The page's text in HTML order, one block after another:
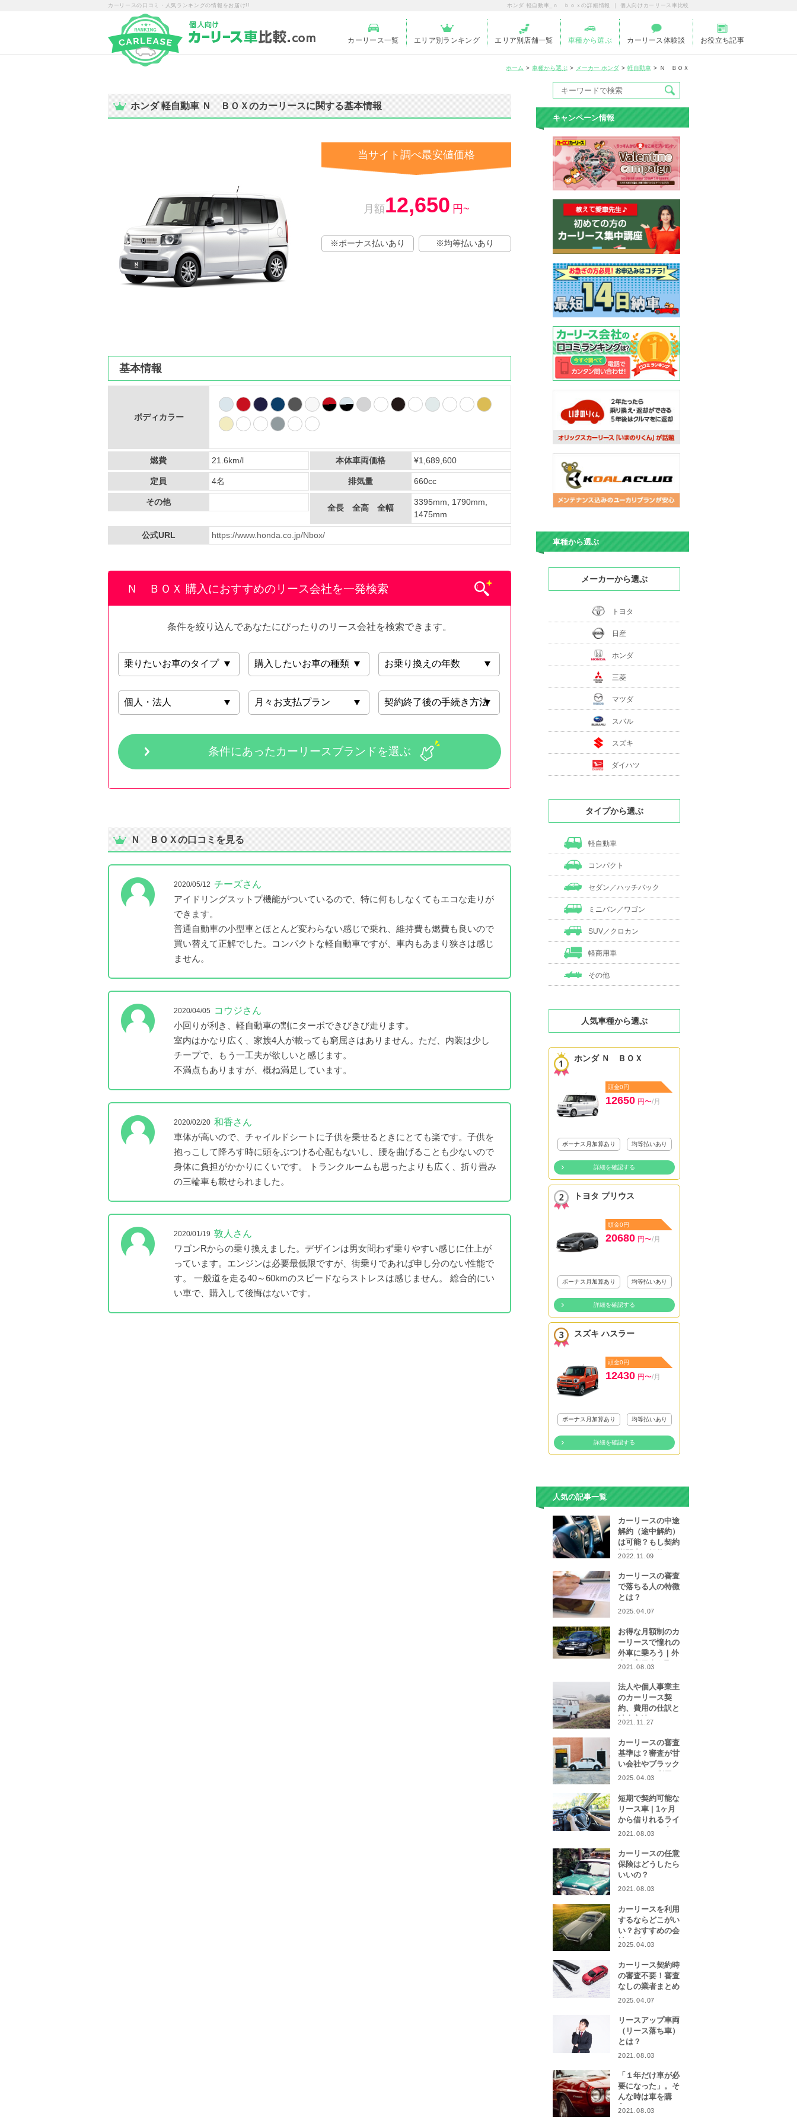
カーリースの口コミ・人気ランキングの情報をお届け!! ホンダ 軽自動車_ｎ ｂｏｘの詳細情報 ｜ 個人向けカーリース車比較
カーリース一覧 エリア別ランキング エリア別店舗一覧 車種から選ぶ カーリース体験談 お役立ち記事
ホーム 車種から選ぶ メーカー ホンダ 軽自動車 Ｎ ＢＯＸ
ホンダ 軽自動車 Ｎ ＢＯＸのカーリースに関する基本情報
当サイト調べ最安値価格
月額12,650 円~
※ボーナス払いあり ※均等払いあり
基本情報
ボディカラー
燃費 21.6km/l
定員 4名
その他
本体車両価格 ¥1,689,600
排気量 660cc
全長 全高 全幅
3395mm, 1790mm,
1475mm
公式URL https://www.honda.co.jp/Nbox/
Ｎ ＢＯＸ 購入におすすめのリース会社を一発検索
条件を絞り込んであなたにぴったりのリース会社を検索できます。
条件にあったカーリースブランドを選ぶ
Ｎ ＢＯＸの口コミを見る
2020/05/12 チーズさん
アイドリングスットプ機能がついているので、特に何もしなくてもエコな走りが
できます。
普通自動車の小型車とほとんど変わらない感じで乗れ、維持費も燃費も良いので
買い替えて正解でした。コンパクトな軽自動車ですが、車内もあまり狭さは感じ
ません。
2020/04/05
コウジさん
小回りが利き、軽自動車の割にターボできびきび走ります。
室内はかなり広く、家族4人が載っても窮屈さはありません。ただ、内装は少し
チープで、もう一工夫が欲しいと感じます。
不満点もありますが、概ね満足しています。
2020/02/20 和香さん
車体が高いので、チャイルドシートに子供を乗せるときにとても楽です。子供を
抱っこして降ろす時に頭をぶつける心配もないし、腰を曲げることも少ないので
身体に負担がかかりにくいです。 トランクルームも思ったよりも広く、折り畳み
の三輪車も載せられました。
2020/01/19 敦人さん
ワゴンRからの乗り換えました。デザインは男女問わず乗りやすい感じに仕上が
っています。エンジンは必要最低限ですが、街乗りであれば申し分のない性能で
す。 一般道を走る40～60kmのスピードならストレスは感じません。 総合的にい
い車で、購入して後悔はないです。
キャンペーン情報
車種から選ぶ
メーカーから選ぶ
トヨタ
日産
ホンダ
三菱
マツダ
スバル
スズキ
ダイハツ
タイプから選ぶ
軽自動車
コンパクト
セダン／ハッチバック
ミニバン／ワゴン
SUV／クロカン
軽商用車
その他
人気車種から選ぶ
ホンダ Ｎ ＢＯＸ
頭金0円
12650 円〜/月
ボーナス月加算あり 均等払いあり
詳細を確認する
トヨタ プリウス
頭金0円
20680 円〜/月
ボーナス月加算あり 均等払いあり
詳細を確認する
スズキ ハスラー
頭金0円
12430 円〜/月
ボーナス月加算あり 均等払いあり
詳細を確認する
人気の記事一覧
カーリースの中途
解約（途中解約）
は可能？もし契約
期間中に解約をし
なったら…
2022.11.09
カーリースの審査
で落ちる人の特徴
とは？
2025.04.07
お得な月額制のカ
ーリースで憧れの
外車に乗ろう | 外
車や高級車を取り
者をご紹介！
2021.08.03
法人や個人事業主
のカーリース契
約、費用の仕訳と
計上方法は？
2021.11.27
カーリースの審査
基準は？審査が甘
い会社やブラック
リストでも利用で
2025.04.03
短期で契約可能な
リース車 | 1ヶ月
から借りれるライ
フスタイルに合わ
集
2021.08.03
カーリースの任意
保険はどうしたら
いいの？
2021.08.03
カーリースを利用
するならどこがい
い？おすすめの会
社をピックアッ
2025.04.03
カーリース契約時
の審査不要！審査
なしの業者まとめ
2025.04.07
リースアップ車両
（リース落ち車）
とは？
2021.08.03
「１年だけ車が必
要になった」。そ
んな時は車を購
入？カーリース？
2021.08.03